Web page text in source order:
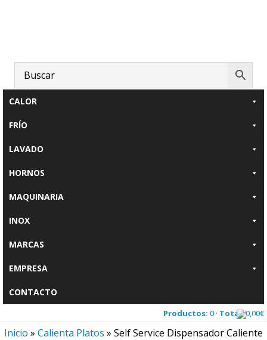
página
CALOR
FRÍO
LAVADO
HORNOS
MAQUINARIA
INOX
MARCAS
EMPRESA
CONTACTO
Productos: 0 · Total:0,00€
Inicio » Calienta Platos » Self Service Dispensador Caliente